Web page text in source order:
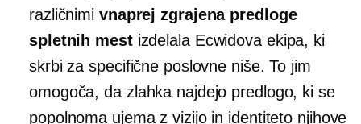
različnimi vnaprej zgrajenapredloge
spletnih mestizdelala Ecwidova ekipa, ki
skrbi za specifične poslovne niše. To jim
omogoča, da zlahka najdejo predlogo, ki se
popolnoma ujema z vizijo in identiteto njihove